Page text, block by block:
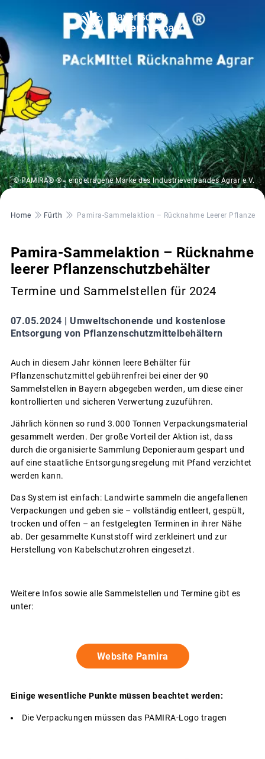
© PAMIRA® ®= eingetragene Marke des Industrieverbandes Agrar e.V.
Pfadnavigation
Home Fürth Pamira-Sammelaktion – Rücknahme Leerer
Pamira-Sammelaktion – Rücknahme
leerer Pflanzenschutzbehälter
Termine und Sammelstellen für 2024
07.05.2024 | Umweltschonende und kostenlose
Entsorgung von Pflanzenschutzmittelbehältern
Auch in diesem Jahr können leere Behälter für
Pflanzenschutzmittel gebührenfrei bei einer der 90
Sammelstellen in Bayern abgegeben werden, um diese einer
kontrollierten und sicheren Verwertung zuzuführen.
Jährlich können so rund 3.000 Tonnen Verpackungsmaterial
gesammelt werden. Der große Vorteil der Aktion ist, dass
durch die organisierte Sammlung Deponieraum gespart und
auf eine staatliche Entsorgungsregelung mit Pfand verzichtet
werden kann.
Das System ist einfach: Landwirte sammeln die angefallenen
Verpackungen und geben sie – vollständig entleert, gespült,
trocken und offen – an festgelegten Terminen in ihrer Nähe
ab. Der gesammelte Kunststoff wird zerkleinert und zur
Herstellung von Kabelschutzrohren eingesetzt.
Weitere Infos sowie alle Sammelstellen und Termine gibt es
unter:
Website Pamira
Einige wesentliche Punkte müssen beachtet werden:
Die Verpackungen müssen das PAMIRA-Logo tragen